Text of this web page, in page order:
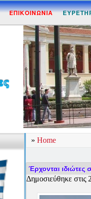
ΕΠΙΚΟΙΝΩΝΙΑ
» Home
Έρχονται
Δημοσιεύθηκε στις